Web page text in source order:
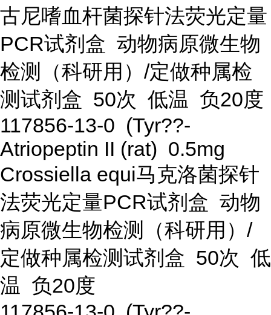
古尼嗜血杆菌探针法荧光定量
PCR试剂盒 动物病原微生物
检测（科研用）/定做种属检
测试剂盒 50次 低温 负20度
117856-13-0 (Tyr??-
Atriopeptin II (rat) 0.5mg
Crossiella equi马克洛菌探针
法荧光定量PCR试剂盒 动物
病原微生物检测（科研用）/
定做种属检测试剂盒 50次 低
温 负20度